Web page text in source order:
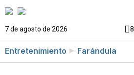
7 de agosto de 2026
Entretenimiento Farándula